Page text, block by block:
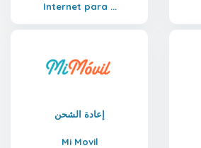
Internet para ...
إعادة الشحن
Mi Movil